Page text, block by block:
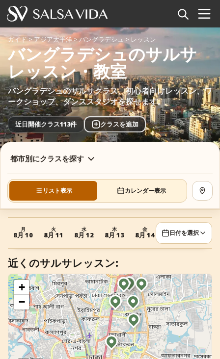
ホーム
イベント
ニュース
記事
動画
サルサ用語集
ショップ
TuneTempo
+ イベントを追加
ガイド>アジア太平洋>バングラデシュ > レッスン
バングラデシュのサルサ
レッスン・教室
バングラデシュのサルサクラス、初心者向けレッスン、ワ
ークショップ、ダンススタジオを探せます。
近日開催クラス113件 + クラスを追加
都市別にクラスを探す
リスト表示 カレンダー表示 地図
月
8月 10
火
8月 11
水
8月 12
木
8月 13
金
8月 14
土
8月 15 8月 16
日付を選択
近くのサルサレッスン:
+
−